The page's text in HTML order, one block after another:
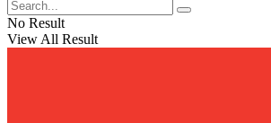
No Result
View All Result